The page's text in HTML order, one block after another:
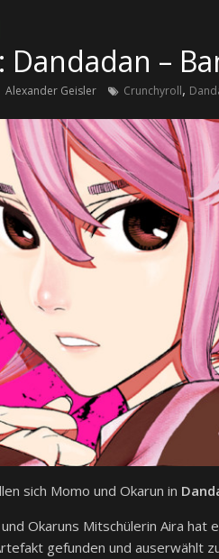
Dandadan –
Alexander Geisler Crunchyroll,
sich Momo und Okarun in
Okaruns Mitschülerin Aira
gefunden und auserwählt